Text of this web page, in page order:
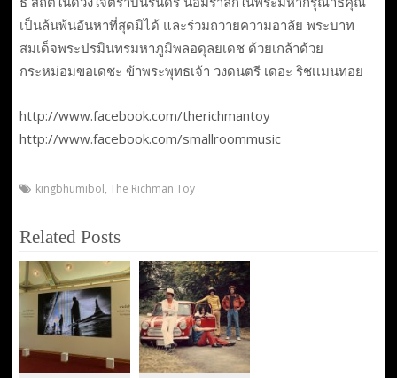
เป็นล้นพ้นอันหาที่สุดมิได้ และร่วมถวายความอาลัย พระบาท
สมเด็จพระปรมินทรมหาภูมิพลอดุลยเดช ด้วยเกล้าด้วย
กระหม่อมขอเดชะ ข้าพระพุทธเจ้า วงดนตรี เดอะ ริชเเมนทอย
http://www.facebook.com/therichmantoy
http://www.facebook.com/smallroommusic
kingbhumibol, The Richman Toy
Related Posts